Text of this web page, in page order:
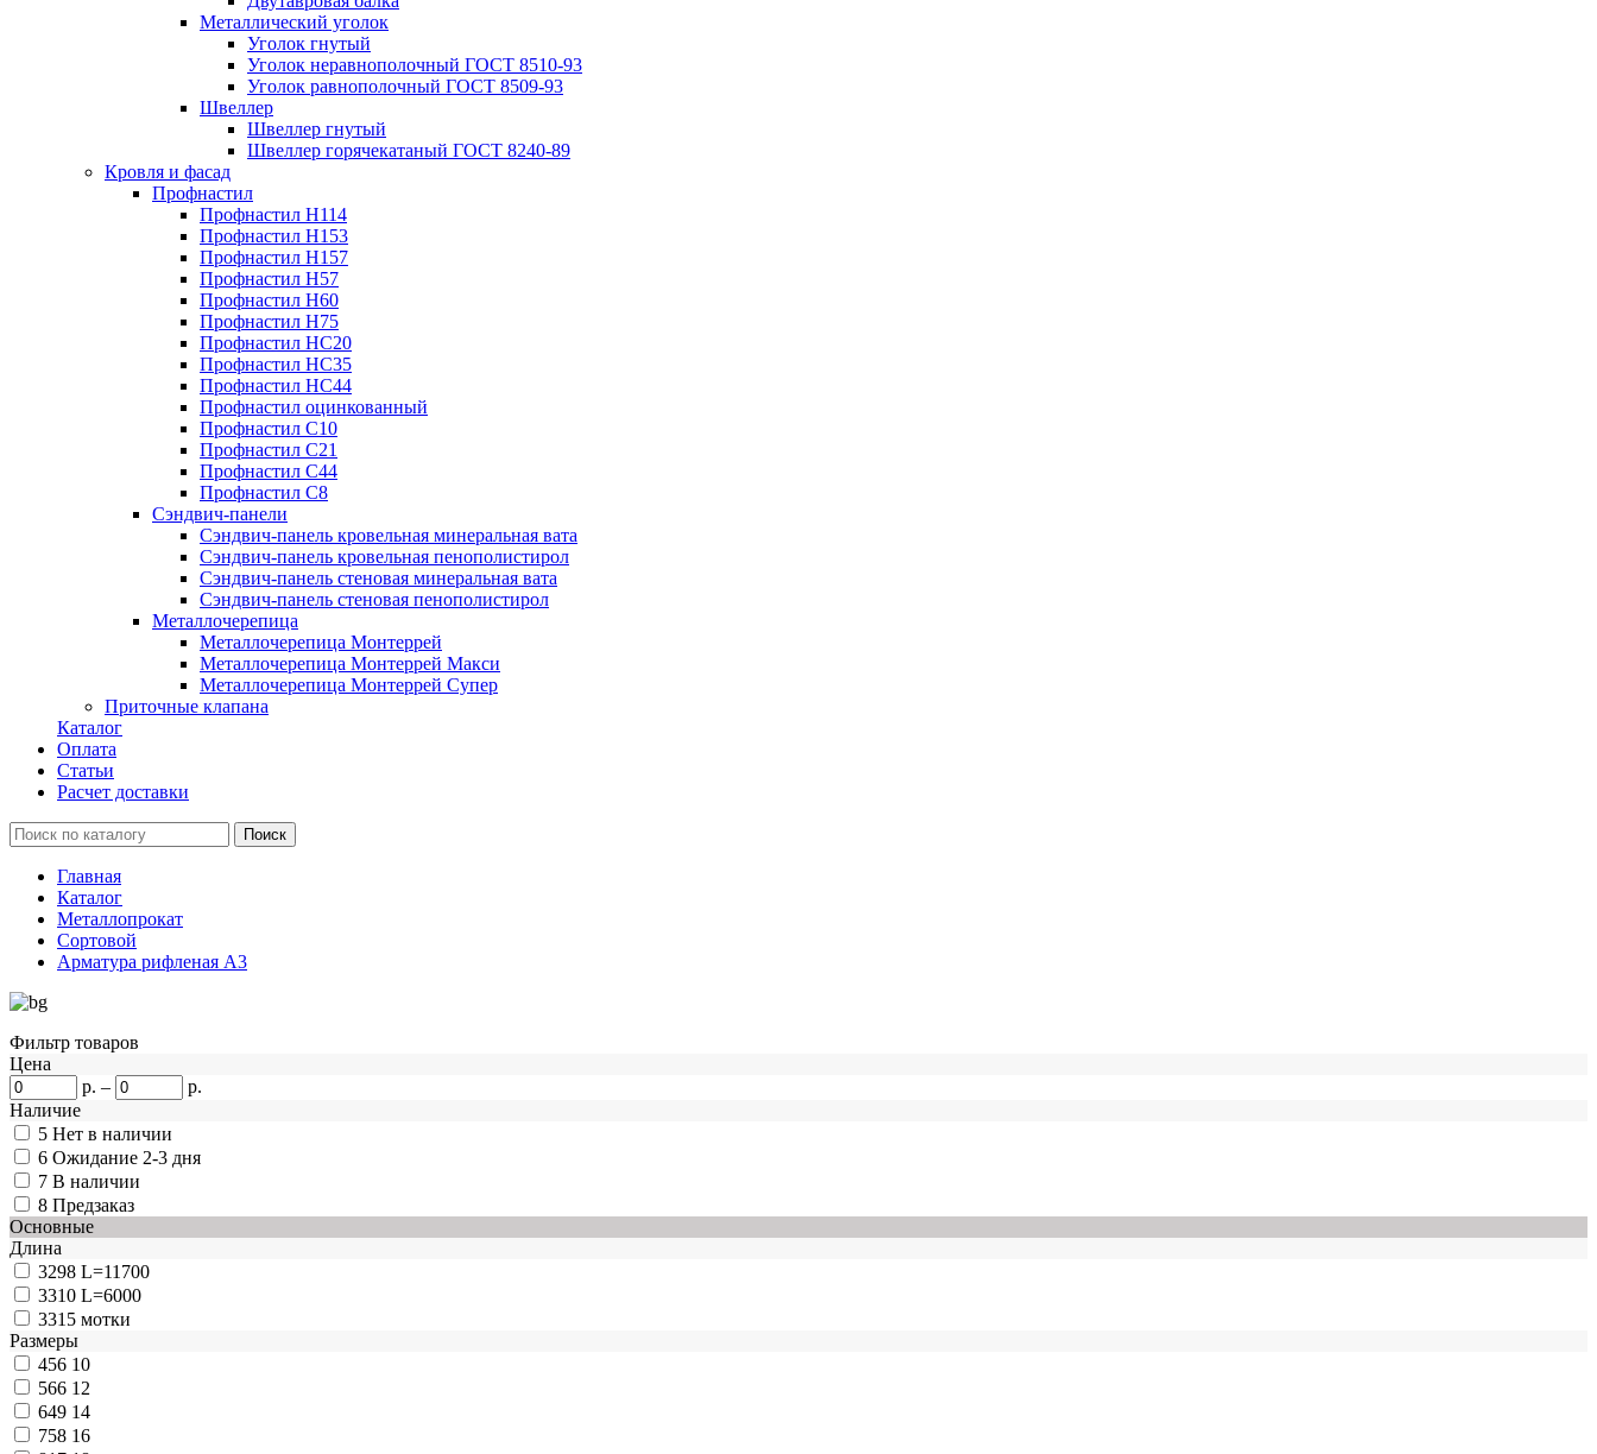
Металлический уголок
Уголок гнутый
Уголок неравнополочный ГОСТ 8510-93
Уголок равнополочный ГОСТ 8509-93
Швеллер
Швеллер гнутый
Швеллер горячекатаный ГОСТ 8240-89
Кровля и фасад
Профнастил
Профнастил Н114
Профнастил Н153
Профнастил Н157
Профнастил Н57
Профнастил Н60
Профнастил Н75
Профнастил НС20
Профнастил НС35
Профнастил НС44
Профнастил оцинкованный
Профнастил С10
Профнастил С21
Профнастил С44
Профнастил С8
Сэндвич-панели
Сэндвич-панель кровельная минеральная вата
Сэндвич-панель кровельная пенополистирол
Сэндвич-панель стеновая минеральная вата
Сэндвич-панель стеновая пенополистирол
Металлочерепица
Металлочерепица Монтеррей
Металлочерепица Монтеррей Макси
Металлочерепица Монтеррей Супер
Приточные клапана
Каталог
Оплата
Статьи
Расчет доставки
Главная
Каталог
Металлопрокат
Сортовой
Арматура рифленая А3
Фильтр товаров
Цена
р. –
р.
Наличие
5 Нет в наличии
6 Ожидание 2-3 дня
7 В наличии
8 Предзаказ
Основные
Длина
3298 L=11700
3310 L=6000
3315 мотки
Размеры
456 10
566 12
649 14
758 16